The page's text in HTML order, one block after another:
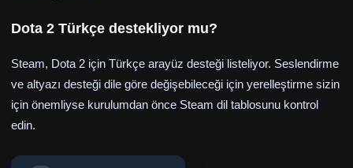
Dota 2 Türkçe destekliyor mu?
Steam, Dota 2 için Türkçe arayüz desteği listeliyor. Seslendirme
ve altyazı desteği dile göre değişebileceği için yerelleştirme sizin
için önemliyse kurulumdan önce Steam dil tablosunu kontrol
edin.